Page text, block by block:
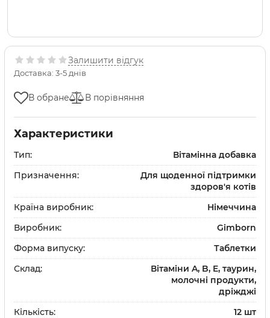
Залишити відгук
Доставка: 3-5 днів
В обране В порівняння
Характеристики
Тип:
Вітамінна добавка
Призначення:
Для щоденної підтримки
здоров'я котів
Країна виробник:
Німеччина
Виробник:
Gimborn
Форма випуску:
Таблетки
Склад:
Вітаміни A, B, E, таурин,
молочні продукти,
дріжджі
Кількість:
12 шт